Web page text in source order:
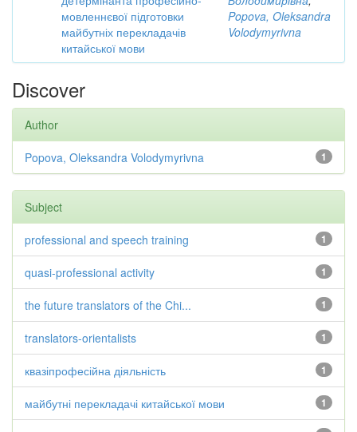
мовленнєвої підготовки
майбутніх перекладачів
китайської мови
Popova, Oleksandra
Volodymyrivna
Discover
Author
1
Popova, Oleksandra Volodymyrivna
Subject
1
professional and speech training
1
quasi-professional activity
1
the future translators of the Chi...
1
translators-orientalists
1
квазіпрофесійна діяльність
1
майбутні перекладачі китайської мови